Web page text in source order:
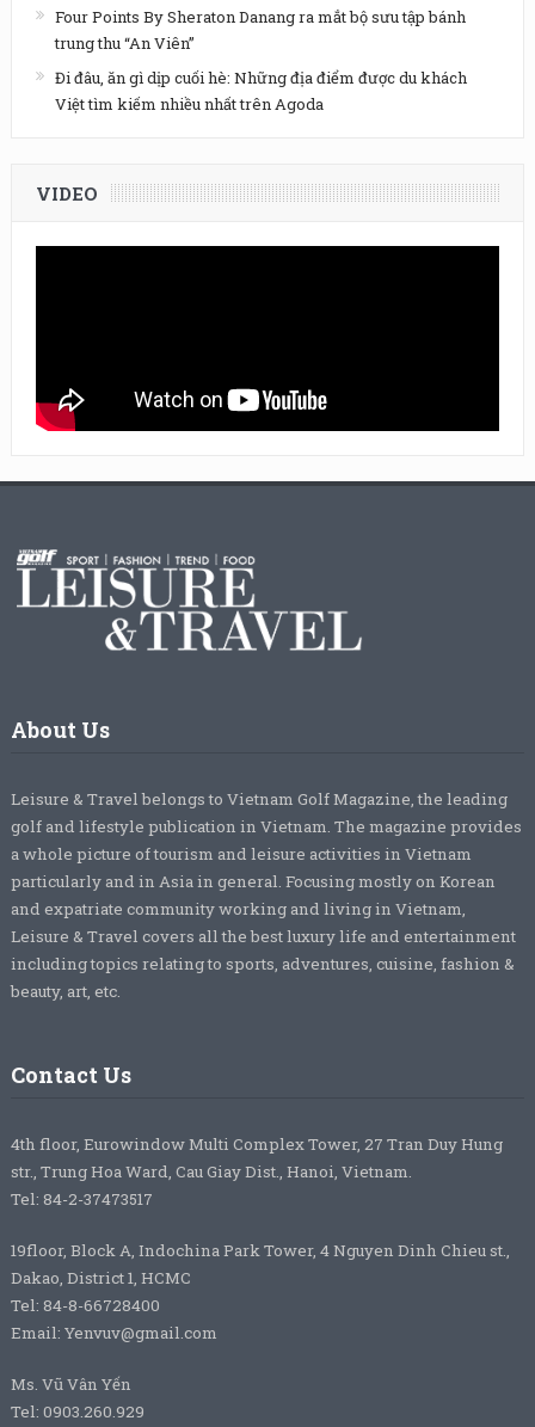
Four Points By Sheraton Danang ra mắt bộ sưu tập bánh
trung thu “An Viên”
Đi đâu, ăn gì dịp cuối hè: Những địa điểm được du khách
Việt tìm kiếm nhiều nhất trên Agoda
VIDEO
About Us
Leisure & Travel belongs to Vietnam Golf Magazine, the leading
golf and lifestyle publication in Vietnam. The magazine provides
a whole picture of tourism and leisure activities in Vietnam
particularly and in Asia in general. Focusing mostly on Korean
and expatriate community working and living in Vietnam,
Leisure & Travel covers all the best luxury life and entertainment
including topics relating to sports, adventures, cuisine, fashion &
beauty, art, etc.
Contact Us
4th floor, Eurowindow Multi Complex Tower, 27 Tran Duy Hung
str., Trung Hoa Ward, Cau Giay Dist., Hanoi, Vietnam.
Tel: 84-2-37473517
19floor, Block A, Indochina Park Tower, 4 Nguyen Dinh Chieu st.,
Dakao, District 1, HCMC
Tel: 84-8-66728400
Email: Yenvuv@gmail.com
Ms. Vũ Vân Yến
Tel: 0903.260.929